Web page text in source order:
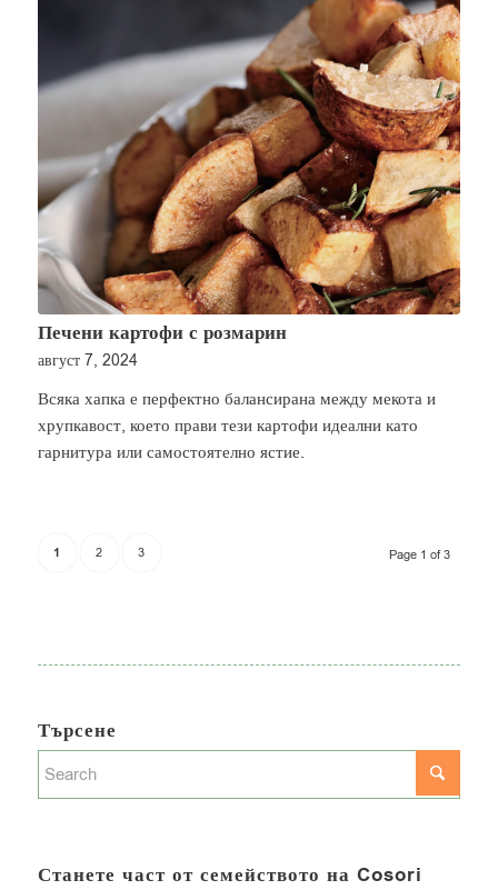
Печени картофи с розмарин
август 7, 2024
Всяка хапка е перфектно балансирана между мекота и
хрупкавост, което прави тези картофи идеални като
гарнитура или самостоятелно ястие.
Page 1 of 3
1 2 3
Търсене
Станете част от семейството на Cosori